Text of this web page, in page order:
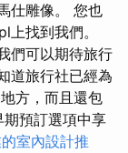
仕雕像。 您也
找到我們。
們可以期待旅行
道旅行社已經為
方，而且還包
預訂選項中享
室內設計推